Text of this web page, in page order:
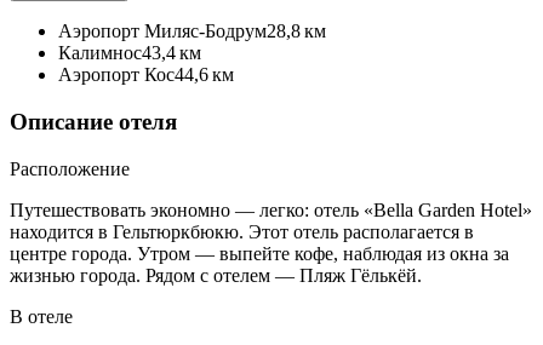
Аэропорт Миляс-Бодрум28,8 км
Калимнос43,4 км
Аэропорт Кос44,6 км
Описание отеля
Расположение
Путешествовать экономно — легко: отель «Bella Garden Hotel»
находится в Гельтюркбюкю. Этот отель располагается в
центре города. Утром — выпейте кофе, наблюдая из окна за
жизнью города. Рядом с отелем — Пляж Гёлькёй.
В отеле